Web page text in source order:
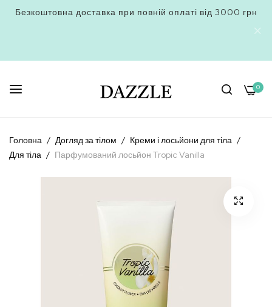
Безкоштовна доставка при повній оплаті від 3000 грн
0
to
Content
Головна Догляд за тілом
Креми і лосьйони для тіла
Для тіла
Парфумований лосьйон Tropic Vanilla